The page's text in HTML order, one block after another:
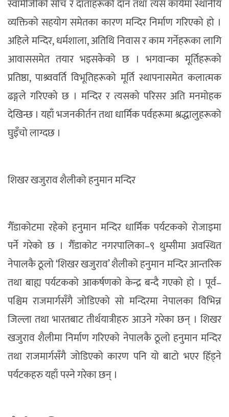
स्वामीजीको सोच र दाताहरूको दान तथा त्यस कार्यमा स्थानीय
व्यक्तिको सहयोग समेतका कारण मन्दिर निर्माण गरिएको हो ।
अहिले मन्दिर, धर्मशाला, अतिथि निवास र काम गर्नेहरूका लागि
आवाससमेत तयार भइसकेको छ । भगवान्का मूर्तिहरूको
प्रतिष्ठा, पाश्र्ववर्ति विभूतिहरूको मूर्ति स्थापनासमेत कलात्मक
ढङ्गले गरिएको छ । मन्दिर र त्यसको परिसर अति मनमोहक
देखिन्छ । यहाँ भजनकीर्तन तथा धार्मिक पर्वहरूमा श्रद्धालुहरूको
घुइँचो लाग्दछ ।
शिखर खजुराव शैलीको हनुमान मन्दिर
गैँडाकोटमा रहेको हनुमान मन्दिर धार्मिक पर्यटकको रोजाइमा
पर्ने गरेको छ । गैँडाकोट नगरपालिका–९ थुम्सीमा अवस्थित
नेपालकै ठूलो ‘शिखर खजुराव’ शैलीको हनुमान मन्दिर आन्तरिक
तथा बाह्य पर्यटकको आकर्षणको केन्द्र बन्दै गएको हो । पूर्व–
पश्चिम राजमार्गसँगै जोडिएको सो मन्दिरमा नेपालका विभिन्न
जिल्ला तथा भारतबाट तीर्थयात्रीहरु आउने गरेका छन् । शिखर
खजुराव शैलीमा निर्माण गरिएको नेपालकै ठूलो हनुमान मन्दिर
तथा राजमार्गसँगै जोडिएको कारण पनि यो बाटो भएर हिँड्ने
पर्यटकहरु यहाँ पस्ने गरेका छन् ।